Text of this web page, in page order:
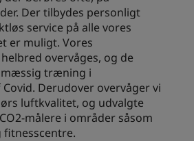
Der tilbydes personligt
service på alle vores
er muligt. Vores
overvåges, og de
træning i
Derudover overvåger vi
luftkvalitet, og udvalgte
målere i områder såsom
fitnesscentre.